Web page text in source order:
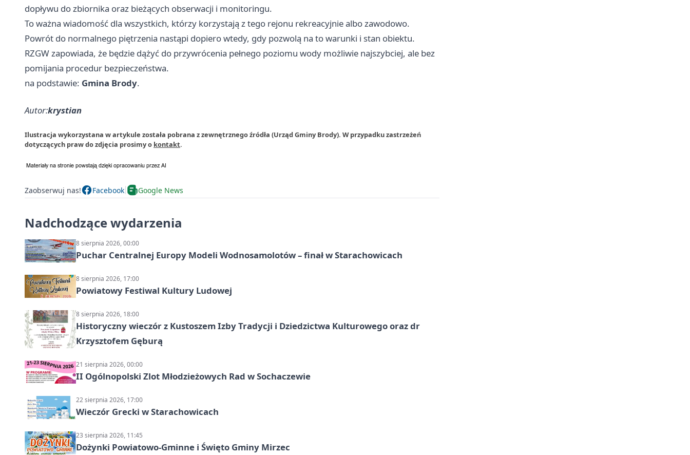
dopływu do zbiornika oraz bieżących obserwacji i monitoringu.
To ważna wiadomość dla wszystkich, którzy korzystają z tego rejonu rekreacyjnie albo zawodowo.
Powrót do normalnego piętrzenia nastąpi dopiero wtedy, gdy pozwolą na to warunki i stan obiektu.
RZGW zapowiada, że będzie dążyć do przywrócenia pełnego poziomu wody możliwie najszybciej, ale bez
pomijania procedur bezpieczeństwa.
na podstawie: Gmina Brody.
Autor:krystian
Ilustracja wykorzystana w artykule została pobrana z zewnętrznego źródła (Urząd Gminy Brody). W przypadku zastrzeżeń
dotyczących praw do zdjęcia prosimy o kontakt.
Zaobserwuj nas! Facebook Google News
Nadchodzące wydarzenia
8 sierpnia 2026, 00:00
Puchar Centralnej Europy Modeli Wodnosamolotów – finał w Starachowicach
8 sierpnia 2026, 17:00
Powiatowy Festiwal Kultury Ludowej
8 sierpnia 2026, 18:00
Historyczny wieczór z Kustoszem Izby Tradycji i Dziedzictwa Kulturowego oraz dr
Krzysztofem Gęburą
21 sierpnia 2026, 00:00
II Ogólnopolski Zlot Młodzieżowych Rad w Sochaczewie
22 sierpnia 2026, 17:00
Wieczór Grecki w Starachowicach
23 sierpnia 2026, 11:45
Dożynki Powiatowo-Gminne i Święto Gminy Mirzec